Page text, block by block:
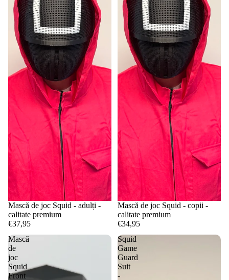
Mască de joc Squid - adulți -
calitate premium
€37,95
Mască de joc Squid - copii -
calitate premium
€34,95
Mască
de
joc
Squid
Front
Squid
Game
Guard
Suit
-